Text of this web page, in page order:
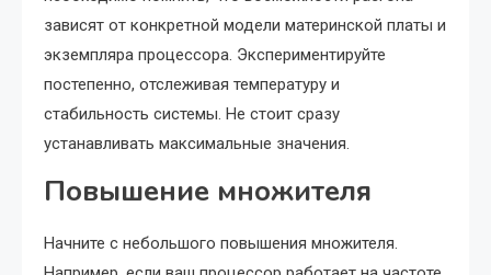
зависят от конкретной модели материнской платы и
экземпляра процессора. Экспериментируйте
постепенно, отслеживая температуру и
стабильность системы. Не стоит сразу
устанавливать максимальные значения.
Повышение множителя
Начните с небольшого повышения множителя.